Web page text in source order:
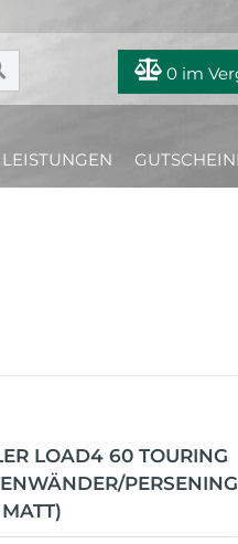
0 im
LOAD4 60 TOURING
PERSENING